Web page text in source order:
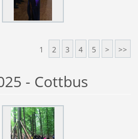
1 2 3 4 5 > >>
- Cottbus